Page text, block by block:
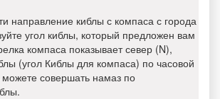
направление киблы с компаса с города
угол киблы, который предложен вам
компаса показывает север (N),
(угол Киблы для компаса) по часовой
совершать намаз по